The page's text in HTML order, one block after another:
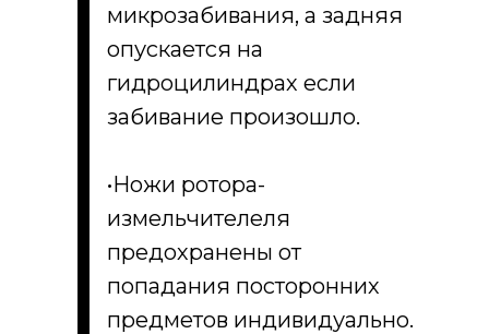
микрозабивания, а задняя
опускается на
гидроцилиндрах если
забивание произошло.
•Ножи ротора-
измельчителеля
предохранены от
попадания посторонних
предметов индивидуально.